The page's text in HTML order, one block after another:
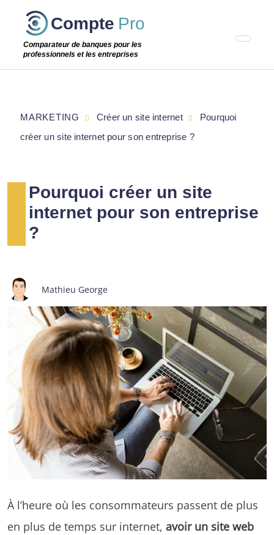
Passer
étape
Compte Pro
Comparateur de banques pour les
professionnels et les entreprises
Pourquoi créer un site
internet pour son entreprise
?
Mathieu George
À l’heure où les consommateurs passent de plus
en plus de temps sur internet, avoir un site web
MARKETING Créer un site internet
Pourquoi
créer un site internet pour son entreprise ?